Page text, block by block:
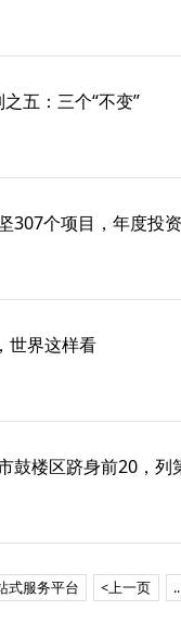
五：三个“不变”
307个项目，年度投
世界这样看
鼓楼区跻身前20，列
式服务平台 <上一页